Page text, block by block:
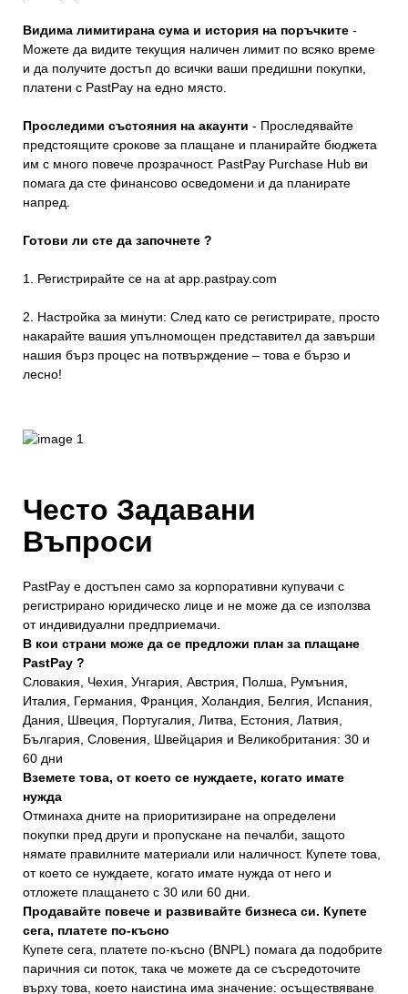
Видима лимитирана сума и история на поръчките -
Можете да видите текущия наличен лимит по всяко време
и да получите достъп до всички ваши предишни покупки,
платени с PastPay на едно място.
Проследими състояния на акаунти - Проследявайте
предстоящите срокове за плащане и планирайте бюджета
им с много повече прозрачност. PastPay Purchase Hub ви
помага да сте финансово осведомени и да планирате
напред.
Готови ли сте да започнете ?
1. Регистрирайте се на at app.pastpay.com
2. Настройка за минути: След като се регистрирате, просто
накарайте вашия упълномощен представител да завърши
нашия бърз процес на потвърждение – това е бързо и
лесно!
Често Задавани
Въпроси
PastPay е достъпен само за корпоративни купувачи с
регистрирано юридическо лице и не може да се използва
от индивидуални предприемачи.
В кои страни може да се предложи план за плащане
PastPay ?
Словакия, Чехия, Унгария, Австрия, Полша, Румъния,
Италия, Германия, Франция, Холандия, Белгия, Испания,
Дания, Швеция, Португалия, Литва, Естония, Латвия,
България, Словения, Швейцария и Великобритания: 30 и
60 дни
Вземете това, от което се нуждаете, когато имате
нужда
Отминаха дните на приоритизиране на определени
покупки пред други и пропускане на печалби, защото
нямате правилните материали или наличност. Купете това,
от което се нуждаете, когато имате нужда от него и
отложете плащането с 30 или 60 дни.
Продавайте повече и развивайте бизнеса си. Купете
сега, платете по-късно
Купете сега, платете по-късно (BNPL) помага да подобрите
паричния си поток, така че можете да се съсредоточите
върху това, което наистина има значение: осъществяване